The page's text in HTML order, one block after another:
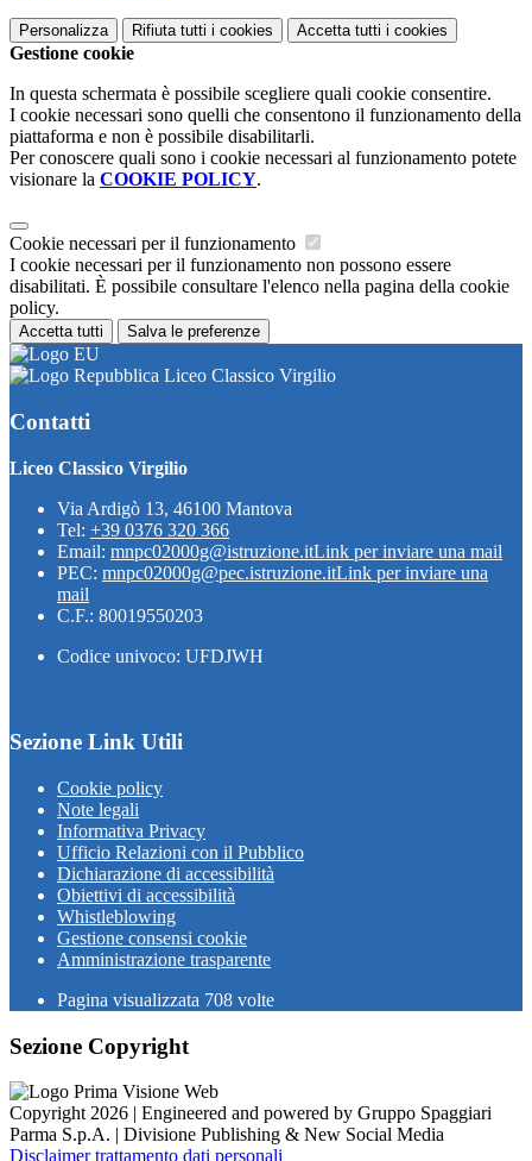
Personalizza Rifiuta tutti i cookies Accetta tutti i cookies
Gestione cookie
In questa schermata è possibile scegliere quali cookie consentire.
I cookie necessari sono quelli che consentono il funzionamento della
piattaforma e non è possibile disabilitarli.
Per conoscere quali sono i cookie necessari al funzionamento potete
visionare la COOKIE POLICY.
Cookie necessari per il funzionamento
I cookie necessari per il funzionamento non possono essere
disabilitati. È possibile consultare l'elenco nella pagina della cookie
policy.
Accetta tutti Salva le preferenze
Liceo Classico Virgilio
Contatti
Liceo Classico Virgilio
Via Ardigò 13, 46100 Mantova
Tel: +39 0376 320 366
Email: mnpc02000g@istruzione.itLink per inviare una mail
PEC: mnpc02000g@pec.istruzione.itLink per inviare una
mail
C.F.: 80019550203
Codice univoco: UFDJWH
Sezione Link Utili
Cookie policy
Note legali
Informativa Privacy
Ufficio Relazioni con il Pubblico
Dichiarazione di accessibilità
Obiettivi di accessibilità
Whistleblowing
Gestione consensi cookie
Amministrazione trasparente
Pagina visualizzata 708 volte
Sezione Copyright
Copyright 2026 | Engineered and powered by Gruppo Spaggiari
Parma S.p.A. | Divisione Publishing & New Social Media
Disclaimer trattamento dati personali